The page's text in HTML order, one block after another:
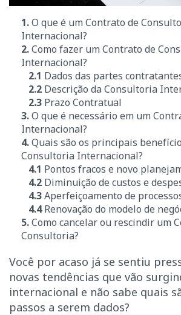
1.O que é um Contrato de
Internacional?
2.Como fazer um Contrato de
Internacional?
2.1 Dados das partes
2.2 Descrição da Consultoria
2.3 Prazo Contratual
3.O que é necessário em um
Internacional?
4.Quais são os principais
Consultoria Internacional?
4.1 Pontos fracos e novo
4.2 Diminuição de custos e
4.3Aperfeiçoamento de
4.4Renovação do modelo de
5.Como cancelar ou rescindir um
Consultoria?
Você por acaso já se sentiu
novas tendências que vão
internacional e não sabe quais
passos a serem dados?